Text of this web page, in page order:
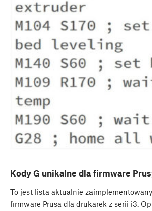
Kody G unikalne dla firmware
To jest lista aktualnie
firmware Prusa dla drukarek z serii i3.